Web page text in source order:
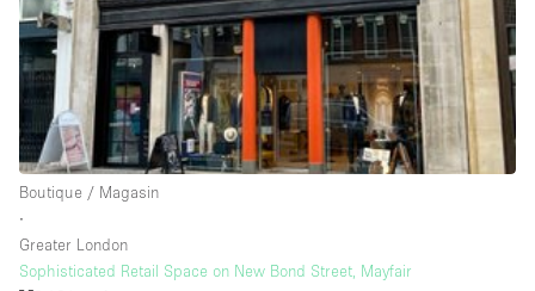
Espace Avec Vue
Espace Brut
Espace Epuré / Minimaliste
Exposition Véhicules
Internet
Licence Alcool
Boutique / Magasin
∙
Greater London
Sophisticated Retail Space on New Bond Street, Mayfair